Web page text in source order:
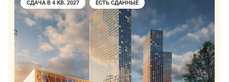
СДАЧА В 4 КВ. 2027 ЕСТЬ СДАННЫЕ